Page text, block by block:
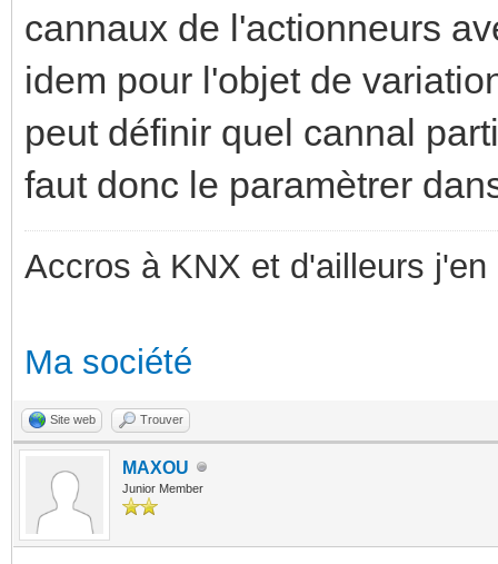
cannaux de l'actionneurs
idem pour l'objet de
peut définir quel cannal
faut donc le paramètrer
Accros à KNX et d'ailleurs
Ma société
Site web Trouver
MAXOU
Junior Member